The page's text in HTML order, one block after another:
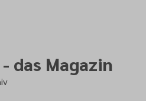
das Magazin